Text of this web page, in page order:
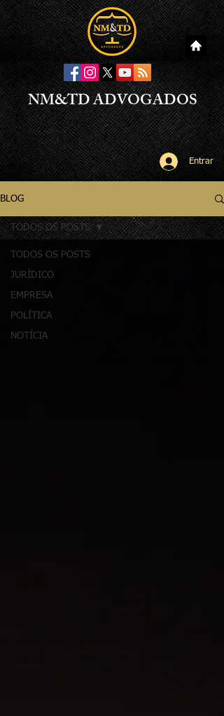
NM&TD ADVOGADOS
Entrar
BLOG
TODOS OS POSTS
JURÍDICO
EMPRESA
POLÍTICA
NOTÍCIA
TODOS OS POSTS